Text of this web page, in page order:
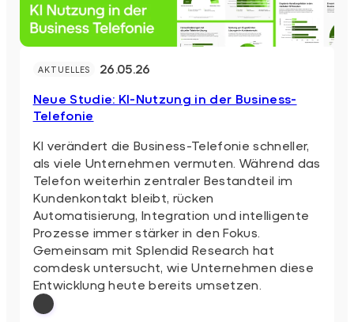
AKTUELLES 26.05.26
Neue Studie: KI-Nutzung in der Business-
Telefonie
KI verändert die Business-Telefonie schneller,
als viele Unternehmen vermuten. Während das
Telefon weiterhin zentraler Bestandteil im
Kundenkontakt bleibt, rücken
Automatisierung, Integration und intelligente
Prozesse immer stärker in den Fokus.
Gemeinsam mit Splendid Research hat
comdesk untersucht, wie Unternehmen diese
Entwicklung heute bereits umsetzen.